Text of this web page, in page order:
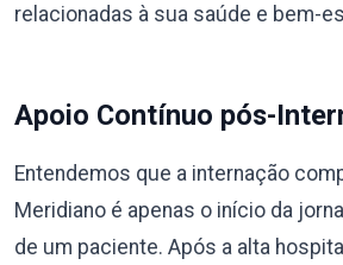
relacionadas à sua saúde e bem-
Apoio Contínuo pós-
Entendemos que a internação
Meridiano é apenas o início da
de um paciente. Após a alta